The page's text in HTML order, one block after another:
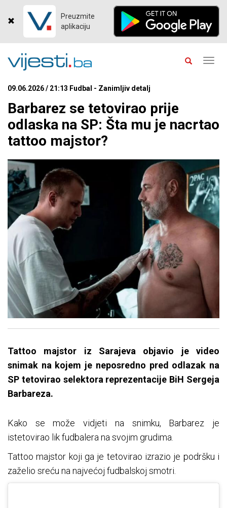
Preuzmite
aplikaciju
09.06.2026 / 21:13 Fudbal - Zanimljiv detalj
Barbarez se tetovirao prije
odlaska na SP: Šta mu je nacrtao
tattoo majstor?
Tattoo majstor iz Sarajeva objavio je video
snimak na kojem je neposredno pred odlazak na
SP tetovirao selektora reprezentacije BiH Sergeja
Barbareza.
Kako se može vidjeti na snimku, Barbarez je
istetovirao lik fudbalera na svojim grudima.
Tattoo majstor koji ga je tetovirao izrazio je podršku i
zaželio sreću na najvećoj fudbalskoj smotri.